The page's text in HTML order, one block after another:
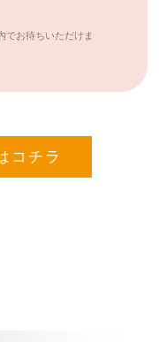
でお待ちいただけま
コチラ